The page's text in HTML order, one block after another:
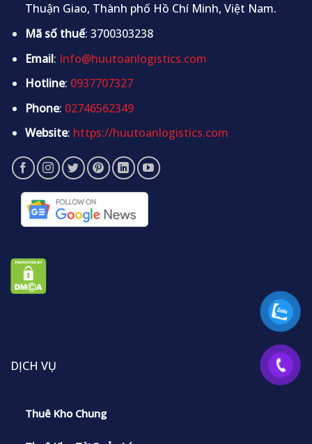
Thuận Giao, Thành phố Hồ Chí Minh, Việt Nam.
Mã số thuế: 3700303238
Email: Info@huutoanlogistics.com
Hotline: 0937707327
Phone: 02746562349
Website: https://huutoanlogistics.com
DỊCH VỤ
Thuê Kho Chung